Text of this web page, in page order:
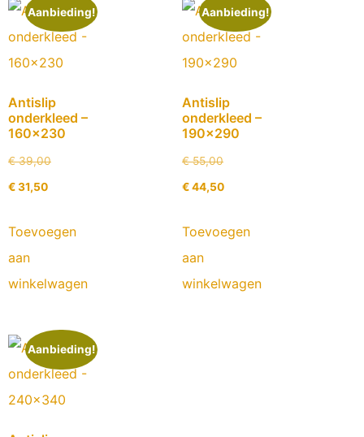
Aanbieding!
Antislip
onderkleed –
160×230
€39,00
€31,50
Toevoegen
aan
winkelwagen
Aanbieding!
Antislip
onderkleed –
190×290
€55,00
€44,50
Toevoegen
aan
winkelwagen
Aanbieding!